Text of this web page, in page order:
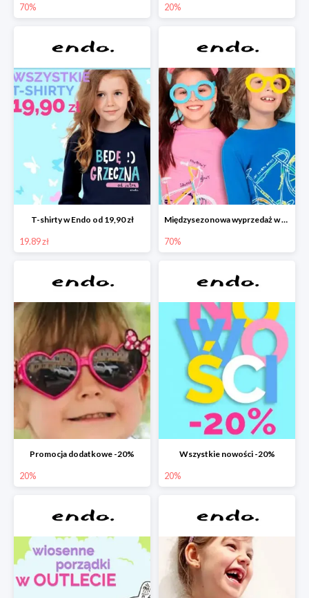
70% 20%
T-shirty w Endo od 19,90 zł
19.89 zł
Międzysezonowa wyprzedaż w Endo do -70%
70%
Promocja dodatkowe -20%
20%
Wszystkie nowości -20%
20%